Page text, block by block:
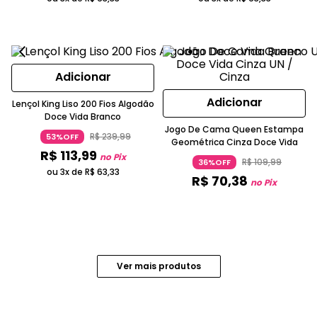
Adicionar
Lençol King Liso 200 Fios Algodão
Doce Vida Branco
53%OFF R$239,99
R$ 113,99 no Pix
ou 3x de R$ 63,33
Adicionar
Jogo De Cama Queen Estampa
Geométrica Cinza Doce Vida
36%OFF R$109,99
R$ 70,38 no Pix